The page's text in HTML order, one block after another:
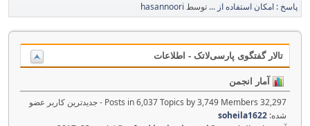
پاسخ : امکان استفاده از ... توسط hasannoori
تالار گفتگوی پارسی‌لاتک - اطلاعات
آمار انجمن
32,297 Posts in 6,037 Topics by 3,749 Members - جدیدترین کاربر عضو
شده: soheila1622